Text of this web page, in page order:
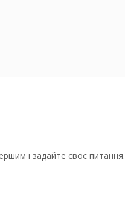
і задайте своє питання.